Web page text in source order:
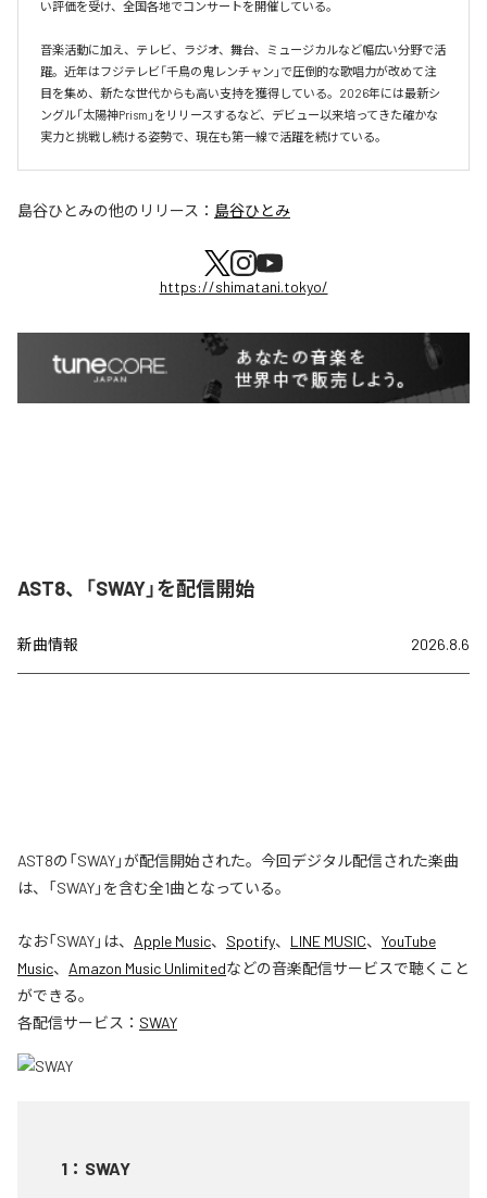
い評価を受け、全国各地でコンサートを開催している。
音楽活動に加え、テレビ、ラジオ、舞台、ミュージカルなど幅広い分野で活
躍。近年はフジテレビ「千鳥の鬼レンチャン」で圧倒的な歌唱力が改めて注
目を集め、新たな世代からも高い支持を獲得している。2026年には最新シ
ングル「太陽神Prism」をリリースするなど、デビュー以来培ってきた確かな
実力と挑戦し続ける姿勢で、現在も第一線で活躍を続けている。
島谷ひとみの他のリリース： 島谷ひとみ
https://shimatani.tokyo/
AST8、「SWAY」を配信開始
新曲情報 2026.8.6
AST8の「SWAY」が配信開始された。今回デジタル配信された楽曲
は、「SWAY」を含む全1曲となっている。
なお「SWAY」は、 Apple Music、 Spotify、 LINE MUSIC、 YouTube
Music、 Amazon Music Unlimitedなどの音楽配信サービスで聴くこと
ができる。
各配信サービス： SWAY
1 ： SWAY